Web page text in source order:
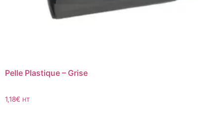
Pelle Plastique – Grise
1,18€ HT